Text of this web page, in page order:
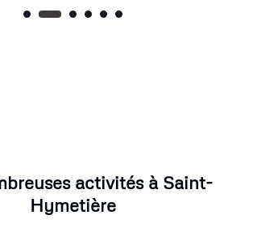
activités à Saint-
Hymetière